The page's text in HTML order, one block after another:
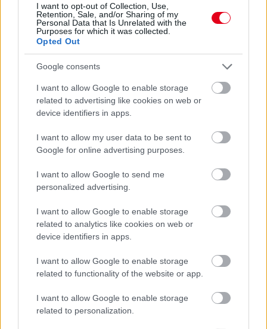
I want to opt-out of Collection, Use,
Retention, Sale, and/or Sharing of my
Personal Data that Is Unrelated with the
Purposes for which it was collected.
Opted Out
Google consents
I want to allow Google to enable storage
related to advertising like cookies on web or
device identifiers in apps.
I want to allow my user data to be sent to
Google for online advertising purposes.
I want to allow Google to send me
personalized advertising.
I want to allow Google to enable storage
related to analytics like cookies on web or
device identifiers in apps.
I want to allow Google to enable storage
related to functionality of the website or app.
I want to allow Google to enable storage
related to personalization.
10 órája
Kerékpáros világbajnokságra kvalifikálta magát Bottas az